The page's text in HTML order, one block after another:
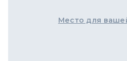
Место для